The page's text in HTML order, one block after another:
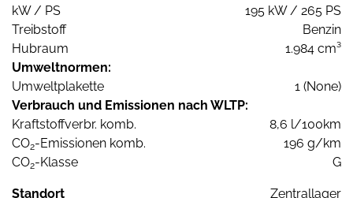
kW / PS
195 kW / 265 PS
Treibstoff
Benzin
Hubraum
1.984 cm³
Umweltnormen:
Umweltplakette
1 (None)
Verbrauch und Emissionen nach WLTP:
Kraftstoffverbr. komb.
8,6 l/100km
CO2-Emissionen komb.
196 g/km
CO2-Klasse G
Standort Zentrallager